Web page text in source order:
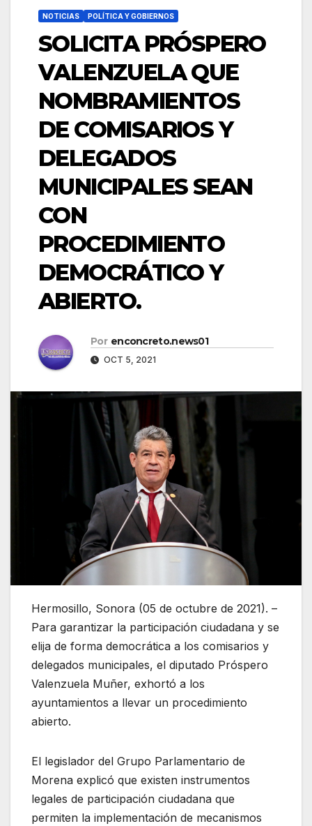
NOTICIAS POLÍTICA Y GOBIERNOS
SOLICITA PRÓSPERO
VALENZUELA QUE
NOMBRAMIENTOS
DE COMISARIOS Y
DELEGADOS
MUNICIPALES SEAN
CON
PROCEDIMIENTO
DEMOCRÁTICO Y
ABIERTO.
Por enconcreto.news01
OCT 5, 2021
Hermosillo, Sonora (05 de octubre de 2021). –
Para garantizar la participación ciudadana y se
elija de forma democrática a los comisarios y
delegados municipales, el diputado Próspero
Valenzuela Muñer, exhortó a los
ayuntamientos a llevar un procedimiento
abierto.
El legislador del Grupo Parlamentario de
Morena explicó que existen instrumentos
legales de participación ciudadana que
permiten la implementación de mecanismos